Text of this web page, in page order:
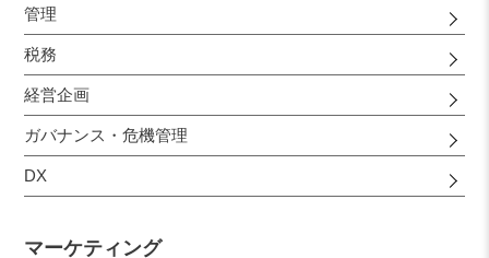
管理
税務
経営企画
ガバナンス・危機管理
DX
マーケティング